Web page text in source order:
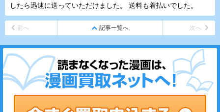
したら迅速に送っていただけました。 送料も着払いでした。
前へ 記事一覧へ 次へ